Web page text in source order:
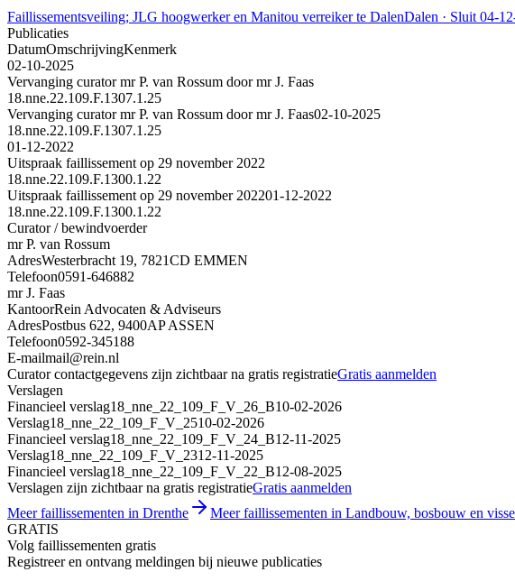
Faillissementsveiling; JLG hoogwerker en Manitou verreiker te DalenDalen · Sluit 04-
Publicaties
DatumOmschrijvingKenmerk
02-10-2025
Vervanging curator mr P. van Rossum door mr J. Faas
18.nne.22.109.F.1307.1.25
Vervanging curator mr P. van Rossum door mr J. Faas02-10-2025
18.nne.22.109.F.1307.1.25
01-12-2022
Uitspraak faillissement op 29 november 2022
18.nne.22.109.F.1300.1.22
Uitspraak faillissement op 29 november 202201-12-2022
18.nne.22.109.F.1300.1.22
Curator / bewindvoerder
mr P. van Rossum
AdresWesterbracht 19, 7821CD EMMEN
Telefoon0591-646882
mr J. Faas
KantoorRein Advocaten & Adviseurs
AdresPostbus 622, 9400AP ASSEN
Telefoon0592-345188
E-mailmail@rein.nl
Curator contactgegevens zijn zichtbaar na gratis registratieGratis aanmelden
Verslagen
Financieel verslag18_nne_22_109_F_V_26_B10-02-2026
Verslag18_nne_22_109_F_V_2510-02-2026
Financieel verslag18_nne_22_109_F_V_24_B12-11-2025
Verslag18_nne_22_109_F_V_2312-11-2025
Financieel verslag18_nne_22_109_F_V_22_B12-08-2025
Verslagen zijn zichtbaar na gratis registratieGratis aanmelden
Meer faillissementen in Drenthe
Meer faillissementen in Landbouw, bosbouw en
GRATIS
Volg faillissementen gratis
Registreer en ontvang meldingen bij nieuwe publicaties